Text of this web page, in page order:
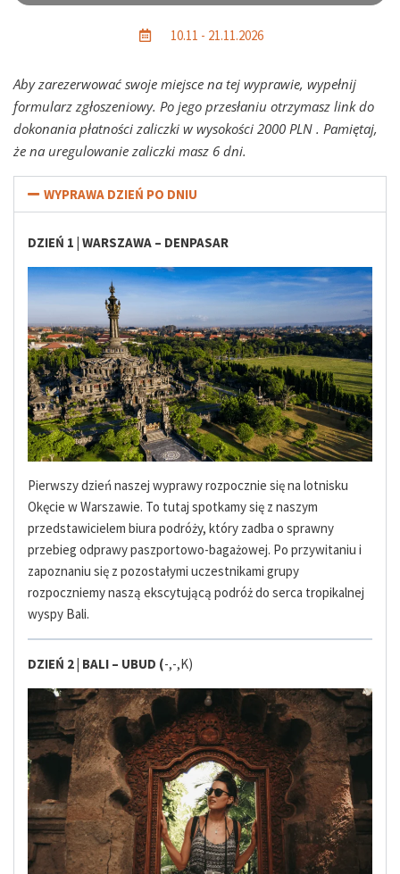
10.11 - 21.11.2026
Aby zarezerwować swoje miejsce na tej wyprawie, wypełnij
formularz zgłoszeniowy. Po jego przesłaniu otrzymasz link do
dokonania płatności zaliczki w wysokości 2000 PLN . Pamiętaj,
że na uregulowanie zaliczki masz 6 dni.
WYPRAWA DZIEŃ PO DNIU
DZIEŃ 1 | WARSZAWA – DENPASAR
Pierwszy dzień naszej wyprawy rozpocznie się na lotnisku
Okęcie w Warszawie. To tutaj spotkamy się z naszym
przedstawicielem biura podróży, który zadba o sprawny
przebieg odprawy paszportowo-bagażowej. Po przywitaniu i
zapoznaniu się z pozostałymi uczestnikami grupy
rozpoczniemy naszą ekscytującą podróż do serca tropikalnej
wyspy Bali.
DZIEŃ 2 | BALI – UBUD (-,-,K)